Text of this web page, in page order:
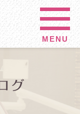
グ